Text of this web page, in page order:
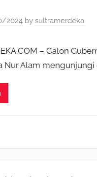
2024by sultramerdeka
– Calon
Nur Alam mengunjungi